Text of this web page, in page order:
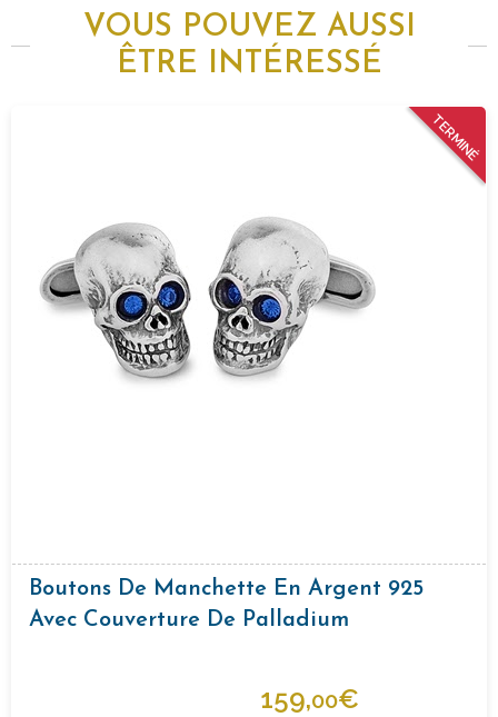
VOUS POUVEZ AUSSI
ÊTRE INTÉRESSÉ
TERMINÉ
Boutons De Manchette En Argent 925
Avec Couverture De Palladium
159,00€